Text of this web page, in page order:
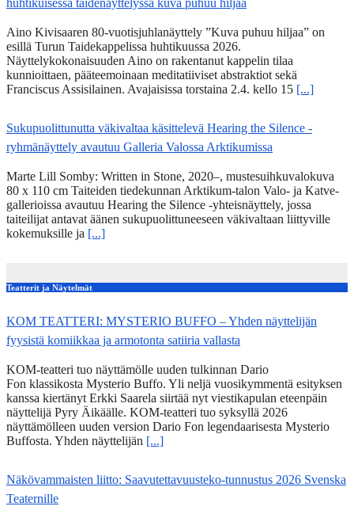
Aino Kivisaaren 80-vuotisjuhlanäyttely ”Kuva puhuu hiljaa” on
esillä Turun Taidekappelissa huhtikuussa 2026.
Näyttelykokonaisuuden Aino on rakentanut kappelin tilaa
kunnioittaen, pääteemoinaan meditatiiviset abstraktiot sekä
Franciscus Assisilainen. Avajaisissa torstaina 2.4. kello 15 [...]
Sukupuolittunutta väkivaltaa käsittelevä Hearing the Silence -
ryhmänäyttely avautuu Galleria Valossa Arktikumissa
Marte Lill Somby: Written in Stone, 2020–, mustesuihkuvalokuva
80 x 110 cm Taiteiden tiedekunnan Arktikum-talon Valo- ja Katve-
gallerioissa avautuu Hearing the Silence -yhteisnäyttely, jossa
taiteilijat antavat äänen sukupuolittuneeseen väkivaltaan liittyville
kokemuksille ja [...]
Teatterit ja Näytelmät
KOM TEATTERI: MYSTERIO BUFFO – Yhden näyttelijän
fyysistä komiikkaa ja armotonta satiiria vallasta
KOM-teatteri tuo näyttämölle uuden tulkinnan Dario
Fon klassikosta Mysterio Buffo. Yli neljä vuosikymmentä esityksen
kanssa kiertänyt Erkki Saarela siirtää nyt viestikapulan eteenpäin
näyttelijä Pyry Äikäälle. KOM-teatteri tuo syksyllä 2026
näyttämölleen uuden version Dario Fon legendaarisesta Mysterio
Buffosta. Yhden näyttelijän [...]
Näkövammaisten liitto: Saavutettavuusteko-tunnustus 2026 Svenska
Teaternille